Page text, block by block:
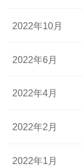
2022年10月
2022年6月
2022年4月
2022年2月
2022年1月